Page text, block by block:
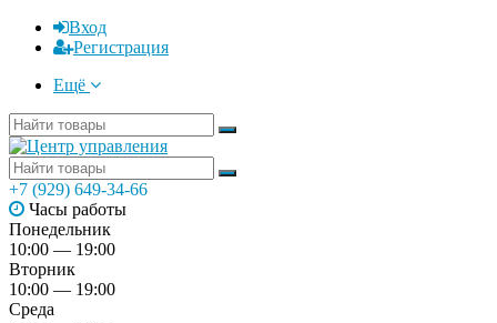
Вход
Регистрация
Ещё
+7 (929) 649-34-66
Часы работы
Понедельник
10:00 — 19:00
Вторник
10:00 — 19:00
Среда